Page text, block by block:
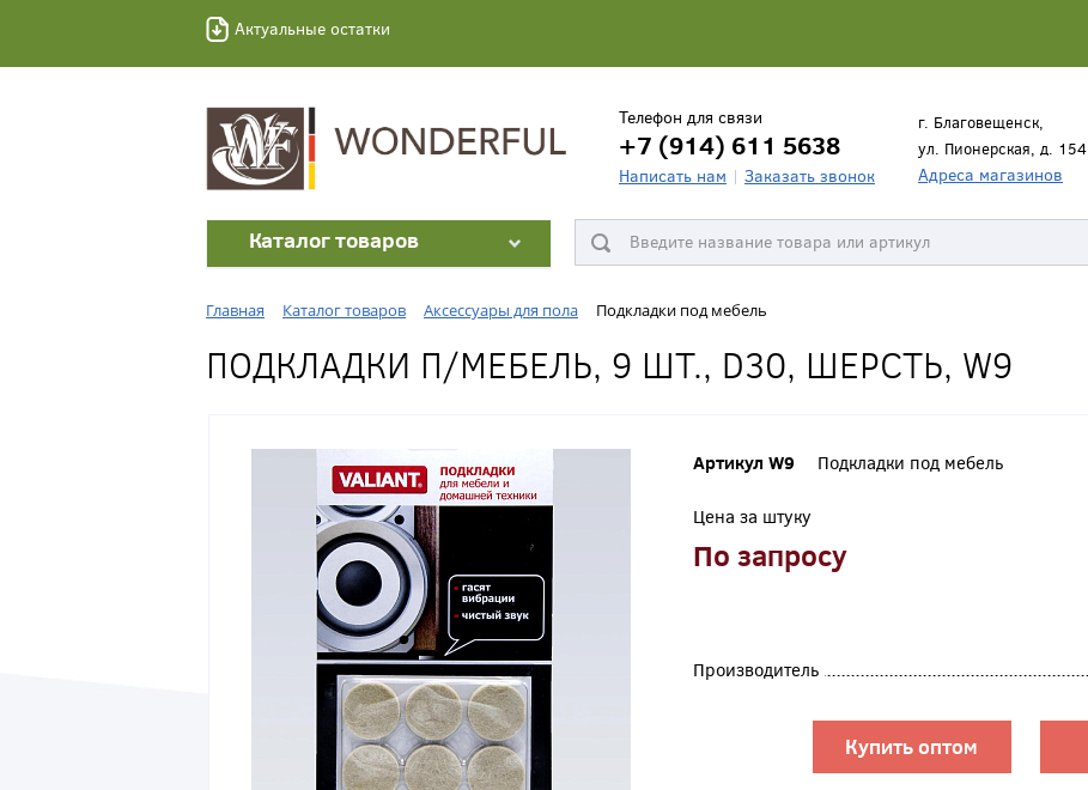
Актуальные остатки
Телефон для связи
+7 (914) 611 5638
Написать нам Заказать звонок
г. Благовещенск,
ул. Пионерская, д. 154
Адреса магазинов
Каталог товаров
Главная Каталог товаров Аксессуары для пола Подкладки под мебель
ПОДКЛАДКИ П/МЕБЕЛЬ, 9 ШТ., D30, ШЕРСТЬ, W9
Артикул W9 Подкладки под мебель
Цена за штуку
По запросу
Производитель
Купить оптом